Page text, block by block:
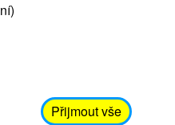
UNICEF
čtvrtek o 11 do 15 a od
po domluvě
čísle 606 655 547) na
Přijmout vše